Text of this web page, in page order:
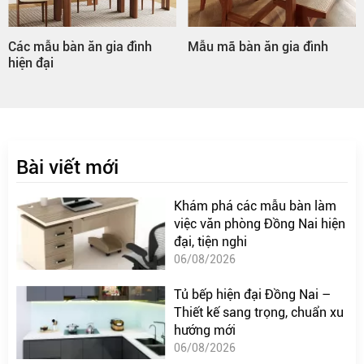
mẫu bàn ăn gia đình
đại
Mẫu mã bàn ăn gia đình
Bài viết mới
Khám phá các mẫu bàn làm
việc văn phòng Đồng Nai hiện
đại, tiện nghi
06/08/2026
Tủ bếp hiện đại Đồng Nai –
Thiết kế sang trọng, chuẩn xu
hướng mới
06/08/2026